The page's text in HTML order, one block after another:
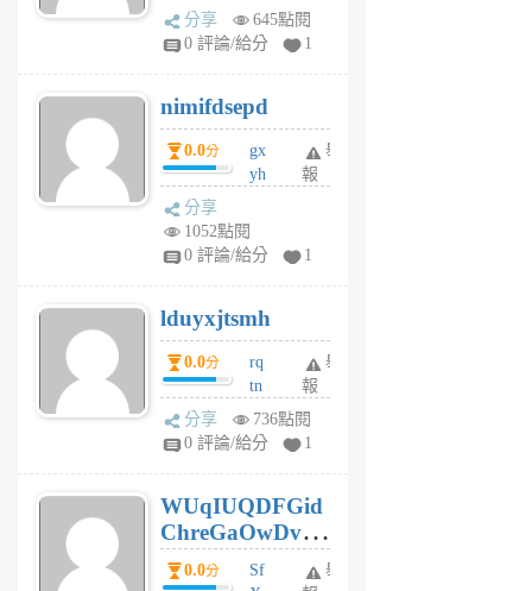
U
F
U
5
個
月
分享
645點閱
0 評論/給分
1
nimifdsepd
0.0分
gx
yh
jl
月
前
舉
報
分享
1052點閱
0 評論/給分
1
lduyxjtsmh
0.0分
rq
tn
jt
gl
個
月
前
舉
報
分享
736點閱
0 評論/給分
1
WUqIUQDFGid
ChreGaOwDv
dY0.0分
Sf
舉